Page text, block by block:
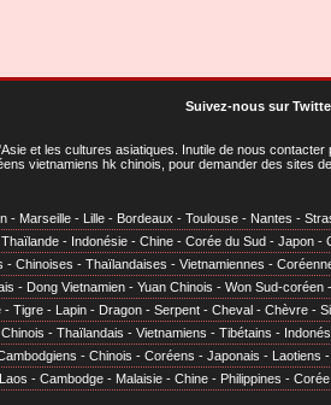
Suivez-nous sur
et les cultures asiatiques . Inutile de nous
vietnamiens hk chinois, pour demander des sites
- Marseille - Lille - Bordeaux - Toulouse - Nantes -
Thaïlande - Indonésie - Chine - Corée du Sud - Japon -
- Chinoises - Thaïlandaises - Vietnamiennes -
- Dong Vietnamien - Yuan Chinois - Won Sud-coréen
- Tigre - Lapin - Dragon - Serpent - Cheval - Chèvre -
Chinois - Thaïlandais - Vietnamiens - Tibétains -
- Chinois - Coréens - Japonais - Laotiens
Laos - Cambodge - Malaisie - Chine - Philippines - Corée